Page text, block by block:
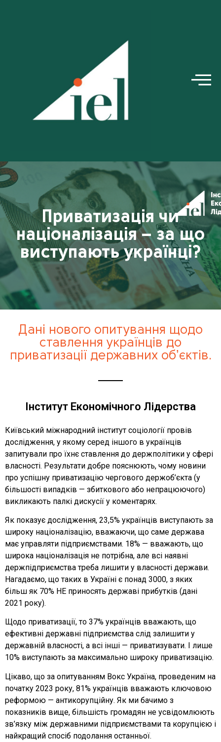
Приватизація чи
націоналізація – за що
виступають українці?
Дані нового опитування щодо
ставлення українців до
приватизації державних обʼєктів.
Інститут Економічного Лідерства
Київський міжнародний інститут соціології провів
дослідження, у якому серед іншого в українців
запитували про їхнє ставлення до держполітики у сфері
власності. Результати добре пояснюють, чому новини
про успішну приватизацію чергового держоб’єкта (у
більшості випадків — збиткового або непрацюючого)
викликають палкі дискусії у коментарях.
Як показує дослідження, 23,5% українців виступають за
широку націоналізацію, вважаючи, що саме держава
має управляти підприємствами. 18% — вважають, що
широка націоналізація не потрібна, але всі наявні
держпідприємства треба лишити у власності держави.
Нагадаємо, що таких в Україні є понад 3000, з яких
більш як 70% НЕ приносять державі прибутків (дані
2021 року).
Щодо приватизації, то 37% українців вважають, що
ефективні державні підприємства слід залишити у
державній власності, а всі інші — приватизувати. І лише
10% виступають за максимально широку приватизацію.
Цікаво, що за опитуванням Вокс Україна, проведеним на
початку 2023 року, 81% українців вважають ключовою
реформою — антикорупційну. Як ми бачимо з
показників вище, більшість громадян не усвідомлюють
зв’язку між державними підприємствами та корупцією і
найкращий спосіб подолання останньої.